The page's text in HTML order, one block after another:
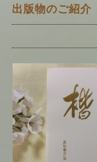
出版物のご紹介